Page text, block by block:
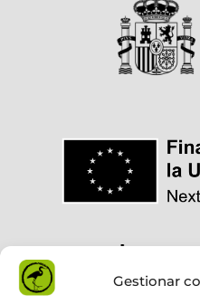
Gestionar